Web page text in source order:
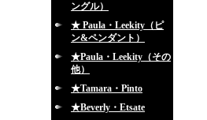
ングル）
★ Paula・Leekity（ピ
ン&ペンダント）
★Paula・Leekity（その
他）
★Tamara・Pinto
★Beverly・Etsate